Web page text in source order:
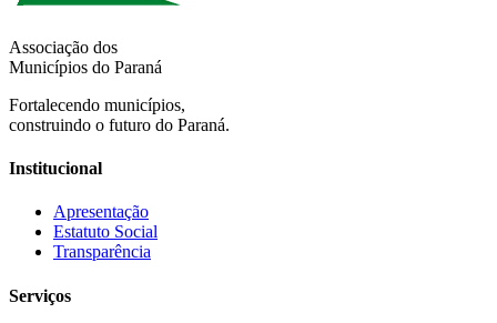
Associação dos
Municípios do Paraná
Fortalecendo municípios,
construindo o futuro do Paraná.
Institucional
Apresentação
Estatuto Social
Transparência
Serviços